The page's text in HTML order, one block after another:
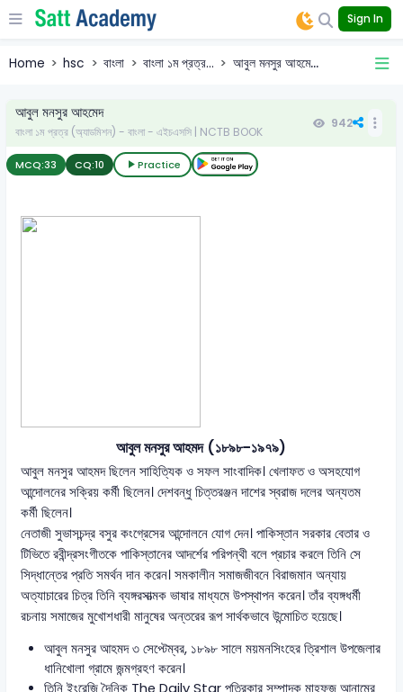
Sign In
Home hsc বাংলা বাংলা ১ম প্রত্র... আবুল মনসুর আহমে...
আবুল মনসুর আহমেদ
বাংলা ১ম প্রত্র (অ্যাডমিশন) - বাংলা - এইচএসসি | NCTB BOOK
942
MCQ:33 CQ:10 Practice
আবুল মনসুর আহমদ (১৮৯৮-১৯৭৯)
আবুল মনসুর আহমদ ছিলেন সাহিত্যিক ও সফল সাংবাদিক। খেলাফত ও অসহযোগ
আন্দোলনের সক্রিয় কর্মী ছিলেন। দেশবন্ধু চিত্তরঞ্জন দাশের স্বরাজ দলের অন্যতম
কর্মী ছিলেন।
নেতাজী সুভাসচন্দ্র বসুর কংগ্রেসের আন্দোলনে যোগ দেন। পাকিস্তান সরকার বেতার ও
টিভিতে রবীন্দ্রসংগীতকে পাকিস্তানের আদর্শের পরিপন্থী বলে প্রচার করলে তিনি সে
সিদ্ধান্তের প্রতি সমর্থন দান করেন। সমকালীন সমাজজীবনে বিরাজমান অন্যায়
অত্যাচারের চিত্র তিনি ব্যঙ্গরসাত্মক ভাষার মাধ্যমে উপস্থাপন করেন। তাঁর ব্যঙ্গধর্মী
রচনায় সমাজের মুখোশধারী মানুষের অন্তরের রূপ সার্থকভাবে উন্মোচিত হয়েছে।
আবুল মনসুর আহমদ ৩ সেপ্টেম্বর, ১৮৯৮ সালে ময়মনসিংহের ত্রিশাল উপজেলার
ধানিখোলা গ্রামে জন্মগ্রহণ করেন।